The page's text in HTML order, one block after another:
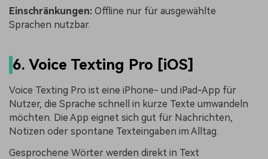
Einschränkungen: Offline nur für ausgewählte
Sprachen nutzbar.
6. Voice Texting Pro [iOS]
Voice Texting Pro ist eine iPhone- und iPad-App für
Nutzer, die Sprache schnell in kurze Texte umwandeln
möchten. Die App eignet sich gut für Nachrichten,
Notizen oder spontane Texteingaben im Alltag.
Gesprochene Wörter werden direkt in Text